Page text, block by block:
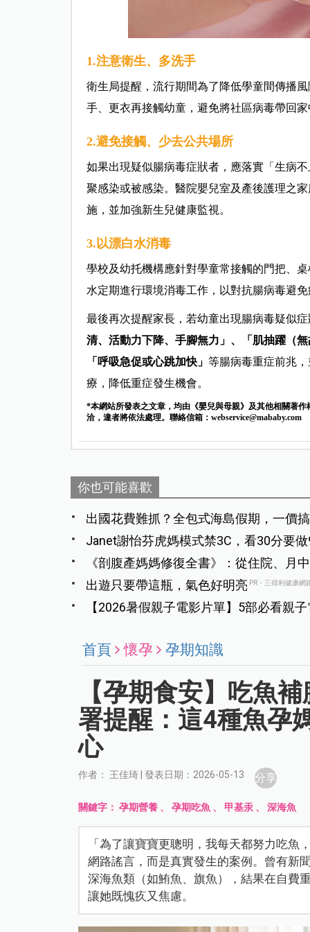
1.注意衛生、多洗手
衛生局提醒，流行期間為了降低學童間傳播
手、更衣再接觸幼童，避免將社區病毒帶回
2.避免接觸、少去公共場所
如果出現疑似腸病毒症狀者，應落實「生病
聚感染或被感染。醫院嬰兒室及產後護理之
施，並加強新生兒健康監視。
3.以漂白水消毒
學校及幼托機構應針對學童常接觸的門把、
水定期進行環境消毒工作，以對抗腸病毒避
最後再次提醒家長，若幼童出現腸病毒疑似
清、活動力下降、手腳無力」、「肌抽躍（
「呼吸急促或心跳加快」 等腸病毒重症前兆
療，降低重症發生機會。
*本網站所發表之文章，均由《嬰兒與母親》及其他相關著
洽，違者將依法處理。聯絡信箱： webservice@mababy.com
你也可能喜歡
出國花費難抓？全包式海島假期，一價
Janet謝怡芬虎媽模式禁3C，看30分要
饒：Mummy, please～
《剖腹產媽媽修復全書》：從住院、月
出遊只要帶這瓶，氣色好明亮 PR・三得利健康網
【2026暑假親子電影片單】5部必看親
首頁 懷孕 孕期知識
【孕期食安】吃魚
署提醒：這4種魚孕
心
作者： 王佳琦 | 發表日期：2026-05-13 分享
關鍵字：孕期營養 、孕期吃魚 、 甲基汞 、深海魚
「為了讓寶寶更聰明，我每天都努力吃
網路謠言，而是真實發生的案例。曾有新
深海魚類（如鮪魚、旗魚），結果在自費
讓她既愧疚又焦慮。